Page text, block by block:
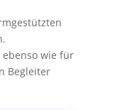
wie für
Begleiter